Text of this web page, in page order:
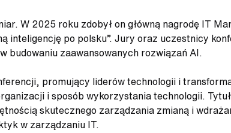
W 2025 roku zdobył on główną nagrodę IT
po polsku”. Jury oraz uczestnicy
budowaniu zaawansowanych rozwiązań AI.
promujący liderów technologii i
i sposób wykorzystania technologii.
skutecznego zarządzania zmianą i
w zarządzaniu IT.